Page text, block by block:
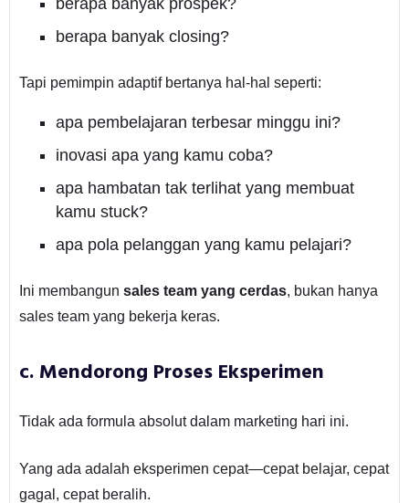
berapa banyak closing?
Tapi pemimpin adaptif bertanya hal-hal seperti:
apa pembelajaran terbesar minggu ini?
inovasi apa yang kamu coba?
apa hambatan tak terlihat yang membuat
kamu stuck?
apa pola pelanggan yang kamu pelajari?
Ini membangun sales team yang cerdas, bukan hanya
sales team yang bekerja keras.
c. Mendorong Proses Eksperimen
Tidak ada formula absolut dalam marketing hari ini.
Yang ada adalah eksperimen cepat—cepat belajar, cepat
gagal, cepat beralih.